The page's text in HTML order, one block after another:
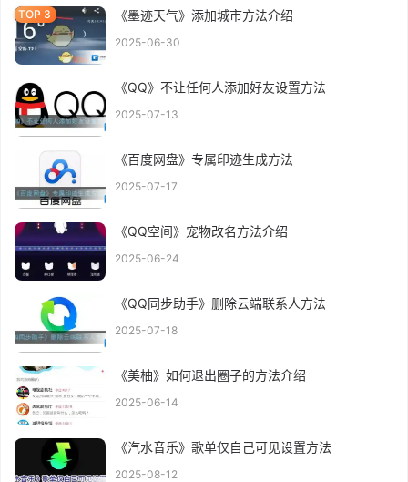
《墨迹天气》添加城市方法介绍
2025-06-30
《QQ》不让任何人添加好友设置方法
2025-07-13
《百度网盘》专属印迹生成方法
2025-07-17
《QQ空间》宠物改名方法介绍
2025-06-24
《QQ同步助手》删除云端联系人方法
2025-07-18
《美柚》如何退出圈子的方法介绍
2025-06-14
《汽水音乐》歌单仅自己可见设置方法
2025-08-12